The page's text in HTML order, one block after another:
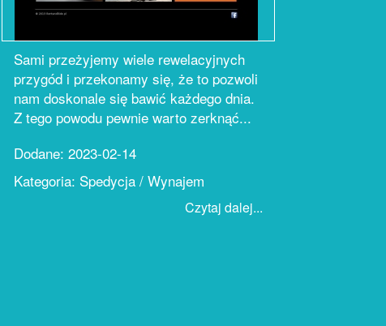
Sami przeżyjemy wiele rewelacyjnych
przygód i przekonamy się, że to pozwoli
nam doskonale się bawić każdego dnia.
Z tego powodu pewnie warto zerknąć...
Dodane: 2023-02-14
Kategoria: Spedycja / Wynajem
Czytaj dalej...